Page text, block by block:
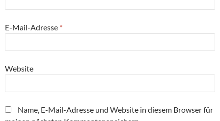
E-Mail-Adresse *
Website
Name, E-Mail-Adresse und Website in diesem Browser für